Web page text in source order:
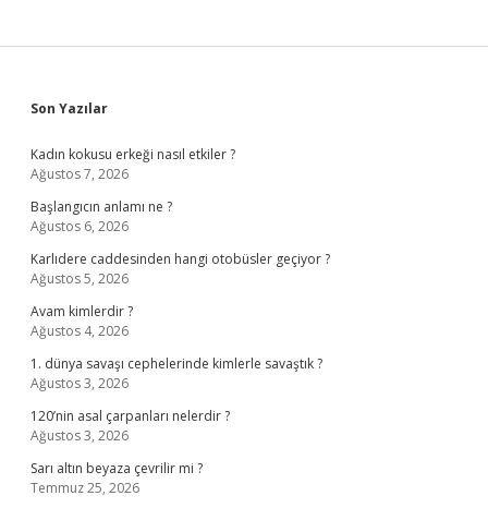
Sidebar
Son Yazılar
Kadın kokusu erkeği nasıl etkiler ?
Ağustos 7, 2026
Başlangıcın anlamı ne ?
Ağustos 6, 2026
Karlıdere caddesinden hangi otobüsler geçiyor ?
Ağustos 5, 2026
Avam kimlerdir ?
Ağustos 4, 2026
1. dünya savaşı cephelerinde kimlerle savaştık ?
Ağustos 3, 2026
120’nin asal çarpanları nelerdir ?
Ağustos 3, 2026
Sarı altın beyaza çevrilir mi ?
Temmuz 25, 2026